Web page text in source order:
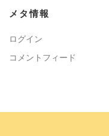
メタ情報
ログイン
コメントフィード